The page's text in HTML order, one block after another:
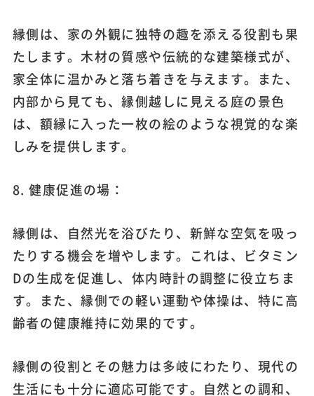
縁側は、家の外観に独特の趣を添える役割も果
たします。木材の質感や伝統的な建築様式が、
家全体に温かみと落ち着きを与えます。また、
内部から見ても、縁側越しに見える庭の景色
は、額縁に入った一枚の絵のような視覚的な楽
しみを提供します。
8. 健康促進の場：
縁側は、自然光を浴びたり、新鮮な空気を吸っ
たりする機会を増やします。これは、ビタミン
Dの生成を促進し、体内時計の調整に役立ちま
す。また、縁側での軽い運動や体操は、特に高
齢者の健康維持に効果的です。
縁側の役割とその魅力は多岐にわたり、現代の
生活にも十分に適応可能です。自然との調和、